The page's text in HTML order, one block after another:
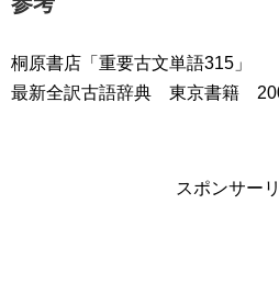
桐原書店「重要古文単語315」
最新全訳古語辞典 東京書籍
スポンサー